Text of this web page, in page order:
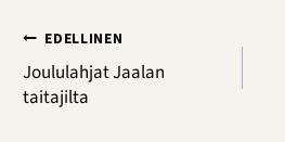
Artikkelien
selaus
EDELLINEN
Joululahjat Jaalan
taitajilta